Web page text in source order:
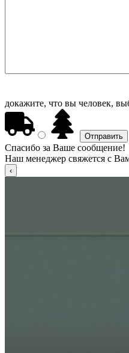
докажите, что вы человек,
Спасибо за Ваше сообщение!
Наш менеджер свяжется с